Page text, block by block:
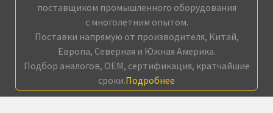
поставщиком промышленного оборудования
с многолетним опытом.
Поставки напрямую от производителя, Китай,
Европа, Северная и Южная Америка.
Подбор аналогов, OEM, сертификация, кратчайшие
сроки.Подробнее